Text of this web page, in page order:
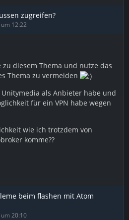
zugreifen?
12:22
zu diesem Thema und nutze das
Thema zu vermeiden
als Anbieter habe und
für ein VPN habe wegen
wie ich trotzdem von
komme??
beim flashen mit Atom
um 20:10